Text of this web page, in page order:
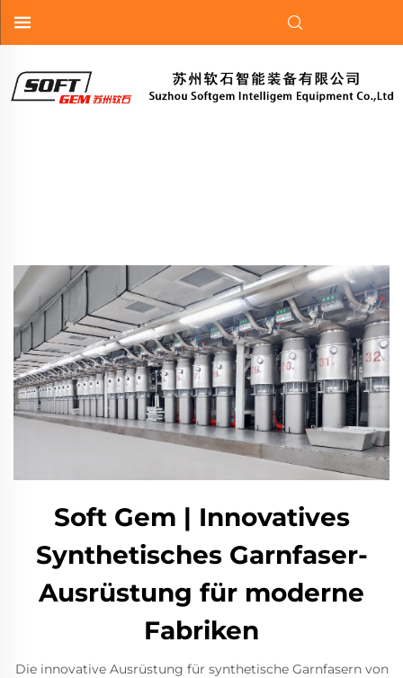
Soft Gem | Innovatives
Synthetisches Garnfaser-
Ausrüstung für moderne
Fabriken
Die innovative Ausrüstung für synthetische Garnfasern von